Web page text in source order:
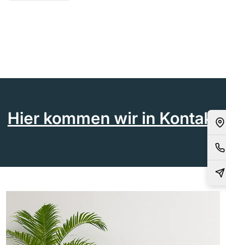
Hier kommen wir in Kontakt